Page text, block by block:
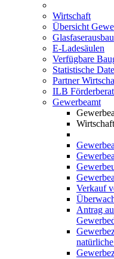
Wirtschaft
Übersicht
Glasfaserausbau
E-Ladesäulen
Verfügbare
Statistische
Partner
ILB
Gewerbeamt
Wirtschaft
Verkauf
Antrag